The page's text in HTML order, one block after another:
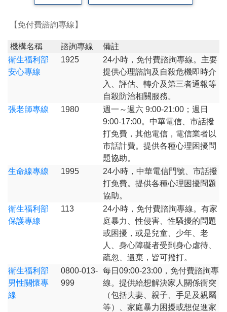
【免付費諮詢專線】
機構名稱 諮詢專線
備註
衛生福利部
安心專線
1925
24小時，免付費諮詢專線。主要
提供心理諮詢及自殺危機即時介
入、評估、轉介及第三者通報等
自殺防治相關服務。
張老師專線
1980
週一～週六 9:00-21:00；週日
9:00-17:00。中華電信、市話撥
打免費，其他電信，電信業者以
市話計費。提供各種心理困擾問
題協助。
生命線專線
1995
24小時，中華電信門號、市話撥
打免費。提供各種心理困擾問題
協助。
衛生福利部
保護專線
113
24小時，免付費諮詢專線。有家
庭暴力、性侵害、性騷擾的問題
或困擾，或是兒童、少年、老
人、身心障礙者受到身心虐待、
疏忽、遺棄，皆可撥打。
衛生福利部
男性關懷專
線
0800-013-
999
每日09:00-23:00，免付費諮詢專
線。提供給想解決家人關係衝突
（包括夫妻、親子、手足及親屬
等）、家庭暴力困擾或想促進家